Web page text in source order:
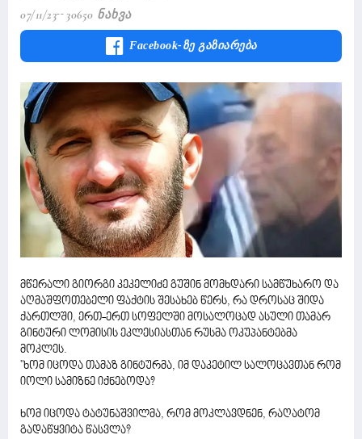
07/11/23 30650 Ნახვა
Facebook-Ზე Გაზიარება
მწერალი გიორგი კეკელიძე გუშინ მომხდარი სამწუხარო და
აღმაშფოთებელი ფაქტის შესახებ წერს, რა დროსაც შიდა
ქართლში, ერთ-ერთ სოფელში მოსალოცად ასული თამარ
გინტური ლომისის ეკლესიასთან რუსმა ოკუპანტებმა
მოკლეს.
"ხომ იცოდა თამაზ გინტურმა, იმ დაკეტილ სალოცავთან რომ
იოლი სამიზნე იქნებოდა?
ხომ იცოდა ტატუნაშვილმა, რომ მოკლავდნენ, რაღატომ
გადაწყვიტა წასვლა?